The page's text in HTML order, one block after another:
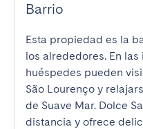
Barrio
Esta propiedad es la
los alrededores. En
huéspedes pueden
São Lourenço y
de Suave Mar. Dolce
distancia y ofrece